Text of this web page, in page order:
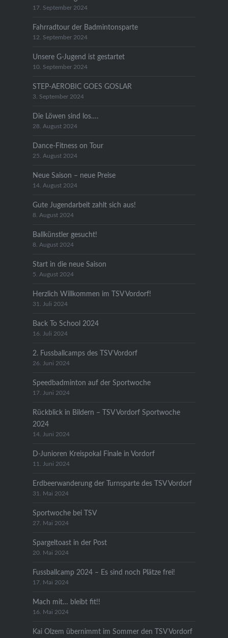
17. September 2024
Fahrradtour der Badmintonsparte
12. September 2024
Unsere G-Jugend ist gestartet
10. September 2024
STEP-AEROBIC GOES GOSLAR
3. September 2024
Die Löwen sind los….
28. August 2024
Dance-Fitness on Tour
25. August 2024
Neue Saison – neue Preise
14. August 2024
Gute Jugendarbeit zahlt sich aus!
8. August 2024
Ballkünstler gesucht!
8. August 2024
Start in die neue Saison
5. August 2024
Herzlich Willkommen im TSV Vordorf!
31. Juli 2024
Back To School 2024
16. Juli 2024
2. Fussballcamps des TSV Vordorf
26. Juni 2024
Speedbadminton auf der Sportwoche
17. Juni 2024
Rückblick in Bildern – TSV Vordorf Sportwoche
2024
14. Juni 2024
D-Junioren Kreispokal Finale in Vordorf
11. Juni 2024
Erdbeerwanderung der Turnsparte des TSV Vordorf
31. Mai 2024
Sportwoche bei TSV
27. Mai 2024
Spargeltoast in der Post
20. Mai 2024
Fussballcamp 2024 – Es sind noch Plätze frei!
17. Mai 2024
Mach mit… bleibt fit!!
16. Mai 2024
Kai Olzem übernimmt im Sommer den TSV Vordorf